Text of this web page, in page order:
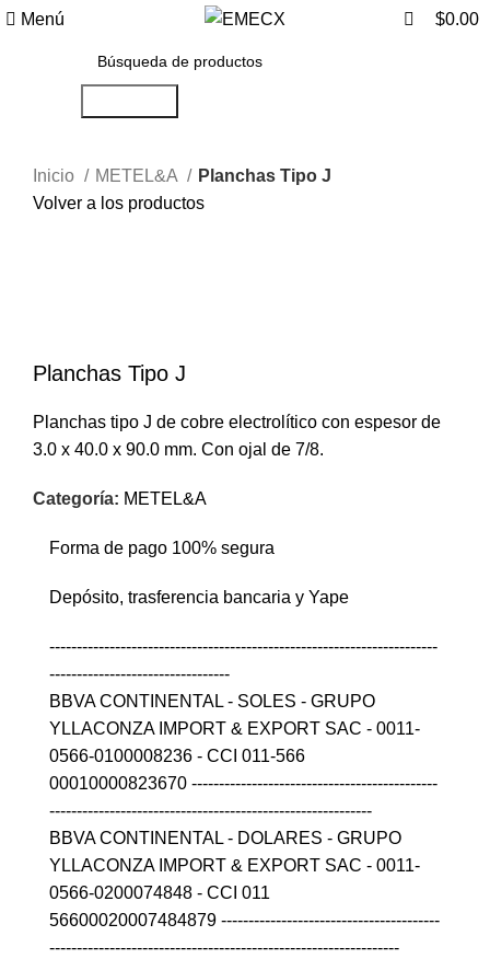
Menú $0.00
Inicio METEL&A
Planchas Tipo J
Volver a los productos
Planchas Tipo J
Planchas tipo J de cobre electrolítico con espesor de
3.0 x 40.0 x 90.0 mm. Con ojal de 7/8.
Categoría: METEL&A
Forma de pago 100% segura
Depósito, trasferencia bancaria y Yape
-----------------------------------------------------------------------
---------------------------------
BBVA CONTINENTAL - SOLES - GRUPO
YLLACONZA IMPORT & EXPORT SAC - 0011-
0566-0100008236 - CCI 011-566
00010000823670 ---------------------------------------------
-----------------------------------------------------------
BBVA CONTINENTAL - DOLARES - GRUPO
YLLACONZA IMPORT & EXPORT SAC - 0011-
0566-0200074848 - CCI 011
56600020007484879 ----------------------------------------
----------------------------------------------------------------